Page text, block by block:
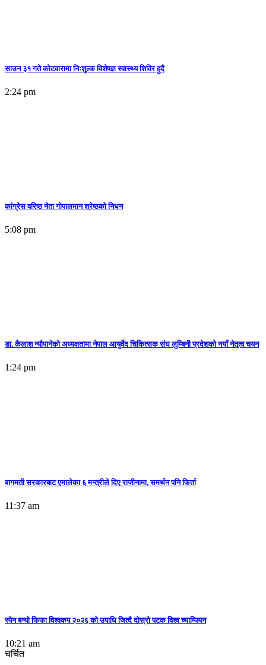
साउन ३१ गते कोटवारामा निःशुल्क विशेषज्ञ स्वास्थ्य शिविर हुदै
2:24 pm
कांग्रेस वरिष्ठ नेता गोपालमान श्रेष्ठको निधन
5:08 pm
डा. कैलाश न्यौपानेको अध्यक्षतामा नेपाल आयुर्वेद चिकित्सक संघ लुम्बिनी प्रदेशको नयाँ नेतृत्व चयन
1:24 pm
बागमती सरकारबाट एमालेका ६ मन्त्रीले दिए राजीनामा, समर्थन पनि फिर्ता
11:37 am
स्पेन बन्याे फिफा विश्वकप २०२६ को उपाधि जित्दै दोस्रो पटक विश्व च्याम्पियन
10:21 am
चर्चित